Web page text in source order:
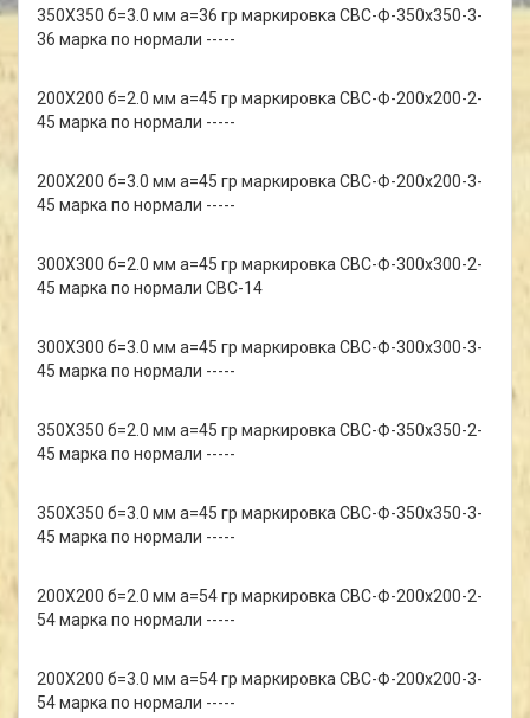
350Х350 б=3.0 мм а=36 гр маркировка СВС-Ф-350х350-3-
36 марка по нормали -----
200Х200 б=2.0 мм а=45 гр маркировка СВС-Ф-200х200-2-
45 марка по нормали -----
200Х200 б=3.0 мм а=45 гр маркировка СВС-Ф-200х200-3-
45 марка по нормали -----
300Х300 б=2.0 мм а=45 гр маркировка СВС-Ф-300х300-2-
45 марка по нормали СВС-14
300Х300 б=3.0 мм а=45 гр маркировка СВС-Ф-300х300-3-
45 марка по нормали -----
350Х350 б=2.0 мм а=45 гр маркировка СВС-Ф-350х350-2-
45 марка по нормали -----
350Х350 б=3.0 мм а=45 гр маркировка СВС-Ф-350х350-3-
45 марка по нормали -----
200Х200 б=2.0 мм а=54 гр маркировка СВС-Ф-200х200-2-
54 марка по нормали -----
200Х200 б=3.0 мм а=54 гр маркировка СВС-Ф-200х200-3-
54 марка по нормали -----